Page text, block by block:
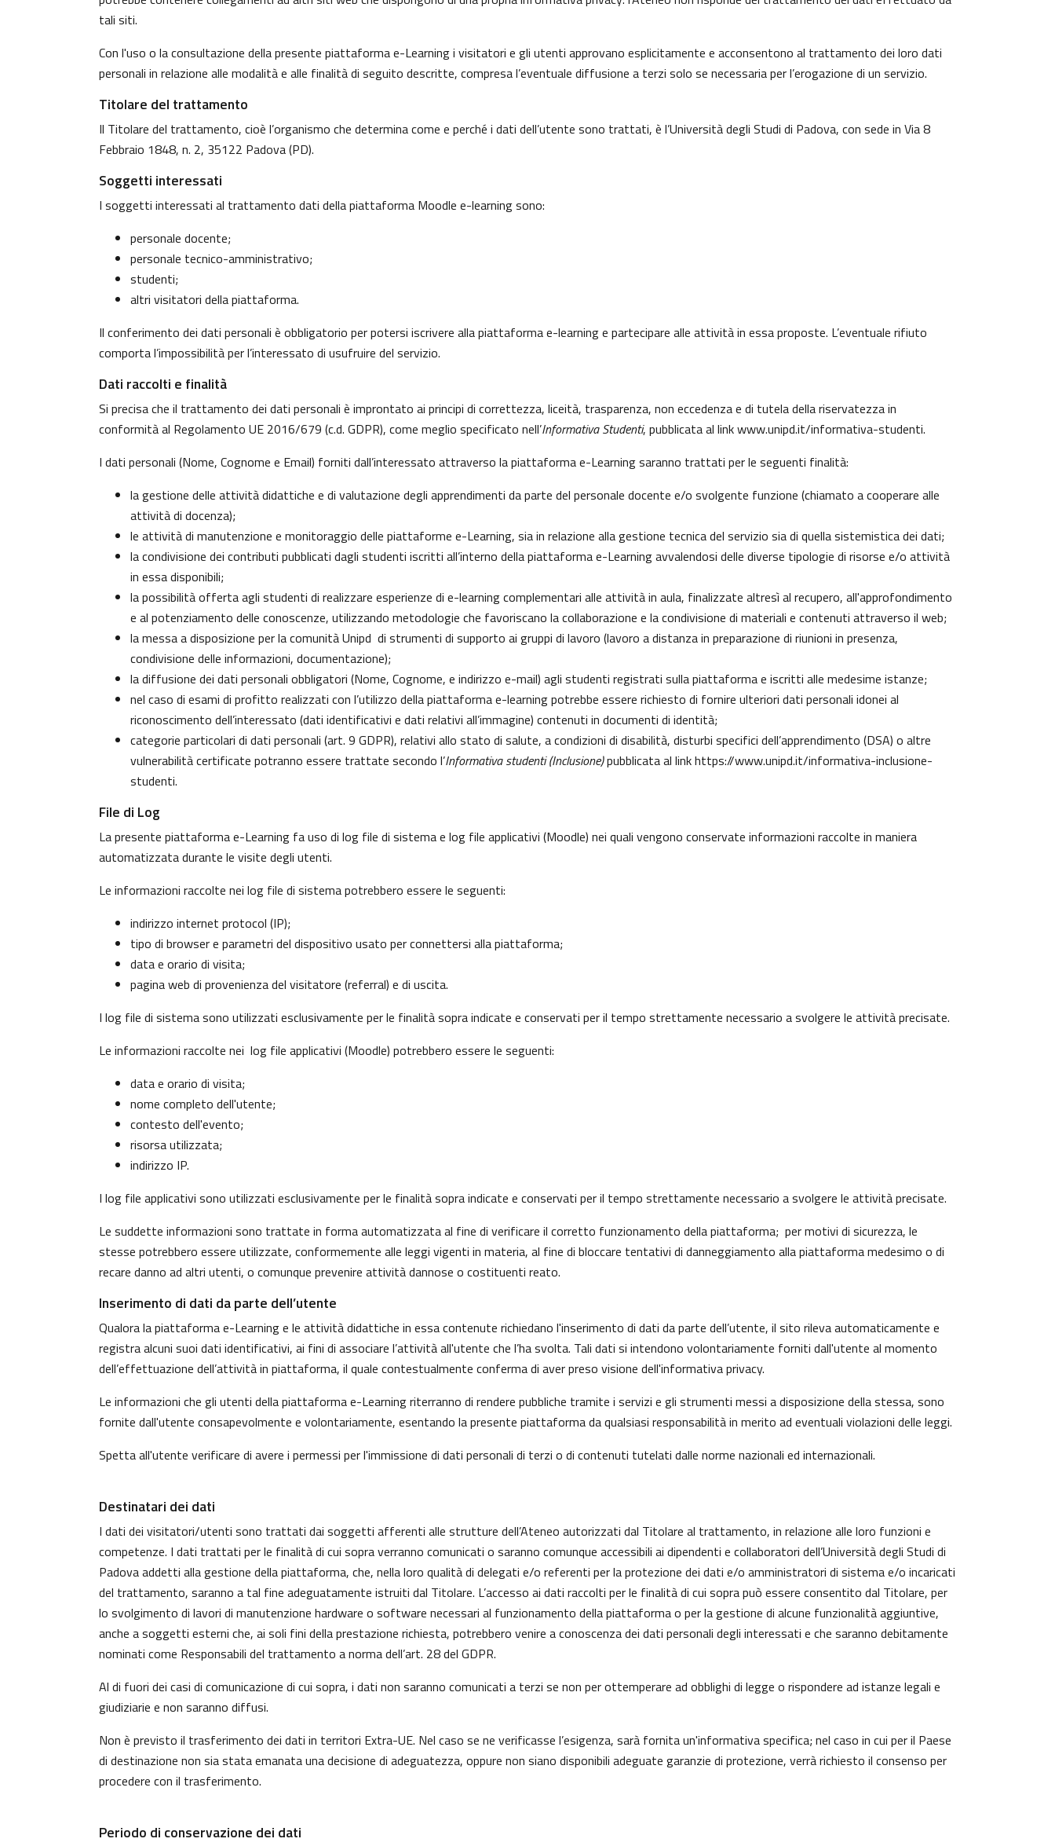
tali siti.
Con l'uso o la consultazione della presente piattaforma e-Learning i visitatori e gli utenti approvano esplicitamente e acconsentono al trattamento dei loro dati
personali in relazione alle modalità e alle finalità di seguito descritte, compresa l’eventuale diffusione a terzi solo se necessaria per l’erogazione di un servizio.
Titolare del trattamento
Il Titolare del trattamento, cioè l’organismo che determina come e perché i dati dell’utente sono trattati, è l’Università degli Studi di Padova, con sede in Via 8
Febbraio 1848, n. 2, 35122 Padova (PD).
Soggetti interessati
I soggetti interessati al trattamento dati della piattaforma Moodle e-learning sono:
personale docente;
personale tecnico-amministrativo;
studenti;
altri visitatori della piattaforma.
Il conferimento dei dati personali è obbligatorio per potersi iscrivere alla piattaforma e-learning e partecipare alle attività in essa proposte. L’eventuale rifiuto
comporta l’impossibilità per l’interessato di usufruire del servizio.
Dati raccolti e finalità
Si precisa che il trattamento dei dati personali è improntato ai principi di correttezza, liceità, trasparenza, non eccedenza e di tutela della riservatezza in
conformità al Regolamento UE 2016/679 (c.d. GDPR), come meglio specificato nell’Informativa Studenti, pubblicata al linkwww.unipd.it/informativa-studenti.
I dati personali (Nome, Cognome e Email) forniti dall’interessato attraverso la piattaforma e-Learning saranno trattati per le seguenti finalità:
la gestione delle attività didattiche e di valutazione degli apprendimenti da parte del personale docente e/o svolgente funzione (chiamato a cooperare alle
attività di docenza);
le attività di manutenzione e monitoraggio delle piattaforme e-Learning, sia in relazione alla gestione tecnica del servizio sia di quella sistemistica dei dati;
la condivisione dei contributi pubblicati dagli studenti iscritti all’interno della piattaforma e-Learning avvalendosi delle diverse tipologie di risorse e/o attività
in essa disponibili;
la possibilità offerta agli studenti di realizzare esperienze di e-learning complementari alle attività in aula, finalizzate altresì al recupero, all'approfondimento
e al potenziamento delle conoscenze, utilizzando metodologie che favoriscano la collaborazione e la condivisione di materiali e contenuti attraverso il web;
la messa a disposizione per la comunità Unipd di strumenti di supporto ai gruppi di lavoro (lavoro a distanza in preparazione di riunioni in presenza,
condivisione delle informazioni, documentazione);
la diffusione dei dati personali obbligatori (Nome, Cognome, e indirizzo e-mail) agli studenti registrati sulla piattaforma e iscritti alle medesime istanze;
nel caso di esami di profitto realizzati con l’utilizzo della piattaforma e-learning potrebbe essere richiesto di fornire ulteriori dati personali idonei al
riconoscimento dell’interessato (dati identificativi e dati relativi all’immagine) contenuti in documenti di identità;
categorie particolari di dati personali (art. 9 GDPR), relativi allo stato di salute, a condizioni di disabilità, disturbi specifici dell’apprendimento (DSA) o altre
vulnerabilità certificate potranno essere trattate secondo l’Informativa studenti (Inclusione)pubblicata al linkhttps://www.unipd.it/informativa-inclusione-
studenti.
File di Log
La presente piattaforma e-Learning fa uso di log file di sistema e log file applicativi (Moodle) nei quali vengono conservate informazioni raccolte in maniera
automatizzata durante le visite degli utenti.
Le informazioni raccolte nei log file di sistema potrebbero essere le seguenti:
indirizzo internet protocol (IP);
tipo di browser e parametri del dispositivo usato per connettersi alla piattaforma;
data e orario di visita;
pagina web di provenienza del visitatore (referral) e di uscita.
I log file di sistema sono utilizzati esclusivamente per le finalità sopra indicate e conservati per il tempo strettamente necessario a svolgere le attività precisate.
Le informazioni raccolte nei log file applicativi (Moodle) potrebbero essere le seguenti:
data e orario di visita;
nome completo dell'utente;
contesto dell'evento;
risorsa utilizzata;
indirizzo IP.
I log file applicativi sono utilizzati esclusivamente per le finalità sopra indicate e conservati per il tempo strettamente necessario a svolgere le attività precisate.
Le suddette informazioni sono trattate in forma automatizzata al fine di verificare il corretto funzionamento della piattaforma; per motivi di sicurezza, le
stesse potrebbero essere utilizzate, conformemente alle leggi vigenti in materia, al fine di bloccare tentativi di danneggiamento alla piattaforma medesimo o di
recare danno ad altri utenti, o comunque prevenire attività dannose o costituenti reato.
Inserimento di dati da parte dell’utente
Qualora la piattaforma e-Learning e le attività didattiche in essa contenute richiedano l'inserimento di dati da parte dell’utente, il sito rileva automaticamente e
registra alcuni suoi dati identificativi, ai fini di associare l’attività all'utente che l’ha svolta. Tali dati si intendono volontariamente forniti dall'utente al momento
dell’effettuazione dell’attività in piattaforma, il quale contestualmente conferma di aver preso visione dell'informativa privacy.
Le informazioni che gli utenti della piattaforma e-Learning riterranno di rendere pubbliche tramite i servizi e gli strumenti messi a disposizione della stessa, sono
fornite dall'utente consapevolmente e volontariamente, esentando la presente piattaforma da qualsiasi responsabilità in merito ad eventuali violazioni delle leggi.
Spetta all'utente verificare di avere i permessi per l'immissione di dati personali di terzi o di contenuti tutelati dalle norme nazionali ed internazionali.
Destinatari dei dati
I dati dei visitatori/utenti sono trattati dai soggetti afferenti alle strutture dell’Ateneo autorizzati dal Titolare al trattamento, in relazione alle loro funzioni e
competenze. I dati trattati per le finalità di cui sopra verranno comunicati o saranno comunque accessibili ai dipendenti e collaboratori dell’Università degli Studi di
Padova addetti alla gestione della piattaforma, che, nella loro qualità di delegati e/o referenti per la protezione dei dati e/o amministratori di sistema e/o incaricati
del trattamento, saranno a tal fine adeguatamente istruiti dal Titolare. L’accesso ai dati raccolti per le finalità di cui sopra può essere consentito dal Titolare, per
lo svolgimento di lavori di manutenzione hardware o software necessari al funzionamento della piattaforma o per la gestione di alcune funzionalità aggiuntive,
anche a soggetti esterni che, ai soli fini della prestazione richiesta, potrebbero venire a conoscenza dei dati personali degli interessati e che saranno debitamente
nominati come Responsabili del trattamento a norma dell’art. 28 del GDPR.
Al di fuori dei casi di comunicazione di cui sopra, i dati non saranno comunicati a terzi se non per ottemperare ad obblighi di legge o rispondere ad istanze legali e
giudiziarie e non saranno diffusi.
Non è previsto il trasferimento dei dati in territori Extra-UE. Nel caso se ne verificasse l’esigenza, sarà fornita un'informativa specifica; nel caso in cui per il Paese
di destinazione non sia stata emanata una decisione di adeguatezza, oppure non siano disponibili adeguate garanzie di protezione, verrà richiesto il consenso per
procedere con il trasferimento.
Periodo di conservazione dei dati